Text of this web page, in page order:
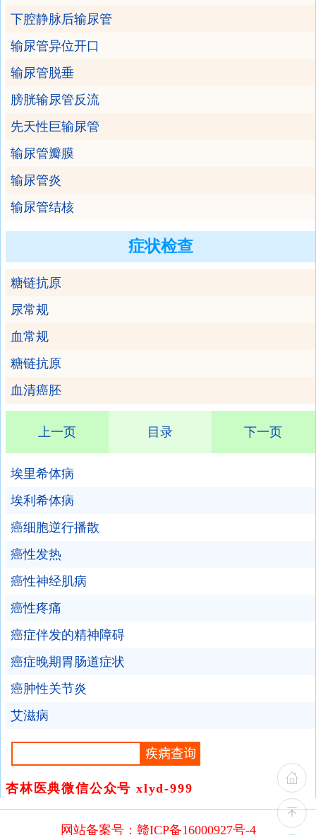
下腔静脉后输尿管
输尿管异位开口
输尿管脱垂
膀胱输尿管反流
先天性巨输尿管
输尿管瓣膜
输尿管炎
输尿管结核
症状检查
糖链抗原
尿常规
血常规
糖链抗原
血清癌胚
上一页 目录 下一页
埃里希体病
埃利希体病
癌细胞逆行播散
癌性发热
癌性神经肌病
癌性疼痛
癌症伴发的精神障碍
癌症晚期胃肠道症状
癌肿性关节炎
艾滋病
杏林医典微信公众号 xlyd-999
网站备案号：赣ICP备16000927号-4